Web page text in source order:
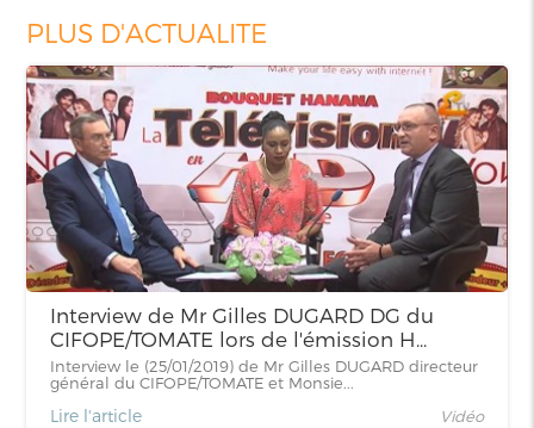
PLUS D'ACTUALITE
Interview de Mr Gilles DUGARD DG du
CIFOPE/TOMATE lors de l'émission H...
Interview le (25/01/2019) de Mr Gilles DUGARD directeur
général du CIFOPE/TOMATE et Monsie...
Lire l'article Vidéo